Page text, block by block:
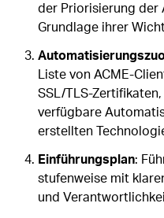
der Priorisierung der
Grundlage ihrer
Liste von ACME-
SSL/TLS-
verfügbare
erstellten
Einführungsplan:
stufenweise mit
und